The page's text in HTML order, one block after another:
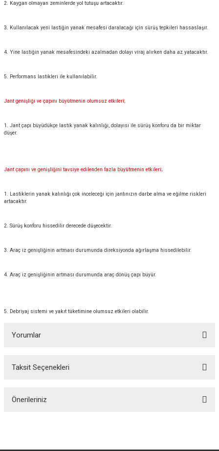
2. Kaygan olmayan zeminlerde yol tutuşu artacaktır.
3. Kullanılacak yeni lastiğin yanak mesafesi daralacağı için sürüş tepkileri hassaslaşır.
4. Yine lastiğin yanak mesafesindeki azalmadan dolayı viraj alırken daha az yatacaktır.
5. Performans lastikleri ile kullanılabilir.
Jant genişliği ve çapını büyütmenin olumsuz etkileri;
1. Jant çapı büyüdükçe lastik yanak kalınlığı, dolayısı ile sürüş konforu da bir miktar
düşer.
Jant çapını ve genişliğini tavsiye edilenden fazla büyütmenin etkileri;
1. Lastiklerin yanak kalınlığı çok inceleceği için jantınızın darbe alma ve eğilme riskleri
artacaktır.
2. Sürüş konforu hissedilir derecede düşecektir.
3. Araç iz genişliğinin artması durumunda direksiyonda ağırlaşma hissedilebilir.
4. Araç iz genişliğinin artması durumunda araç dönüş çapı büyür.
5. Debriyaj sistemi ve yakıt tüketimine olumsuz etkileri olabilir.
Yorumlar
Bu ürüne ilk yorumu siz yapın!
Taksit Seçenekleri
Önerileriniz
Görüş ve önerileriniz için teşekkür ederiz.